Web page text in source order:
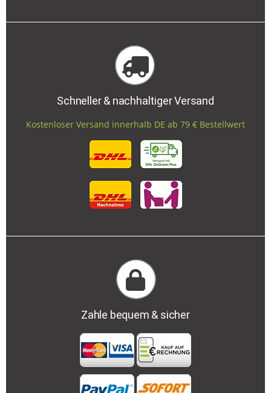
Schneller & nachhaltiger Versand
Kostenloser Versand innerhalb DE ab 79 € Bestellwert
Zahle bequem & sicher